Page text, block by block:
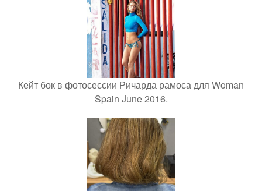
Кейт бок в фотосессии Ричарда рамоса для Woman
Spain June 2016.